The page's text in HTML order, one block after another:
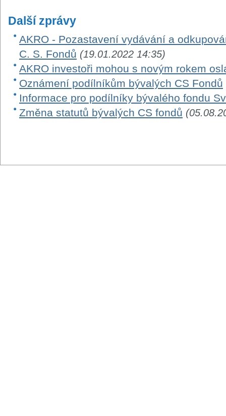
Další zprávy
AKRO - Pozastavení vydávání a
C. S. Fondů (19.01.2022 14:35)
AKRO investoři mohou s novým rokem
Oznámení podílníkům bývalých CS Fondů
Informace pro podílníky bývalého fondu
Změna statutů bývalých CS fondů